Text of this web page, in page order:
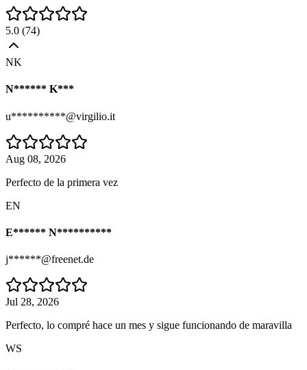
5.0 (74)
NK
N****** K***
u**********@virgilio.it
Aug 08, 2026
Perfecto de la primera vez
EN
E****** N**********
j******@freenet.de
Jul 28, 2026
Perfecto, lo compré hace un mes y sigue funcionando de maravilla
WS